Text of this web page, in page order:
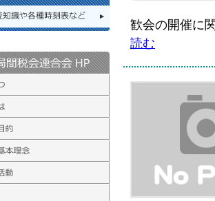
歓会の開催に
読む